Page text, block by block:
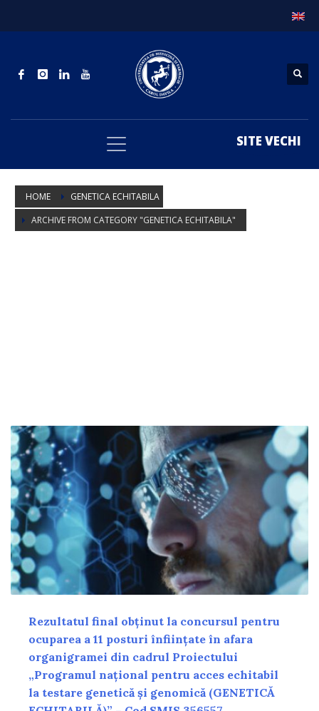
SITE VECHI
HOME
GENETICA ECHITABILA
ARCHIVE FROM CATEGORY "GENETICA ECHITABILA"
Rezultatul final obținut la concursul pentru
ocuparea a 11 posturi înființate în afara
organigramei din cadrul Proiectului
„Programul național pentru acces echitabil
la testare genetică și genomică (GENETICĂ